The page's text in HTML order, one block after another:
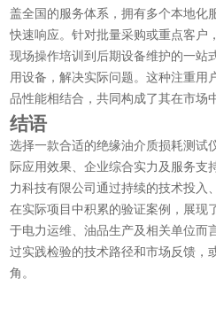
盖全国的服务体系，拥有多个本地化
快速响应。针对批量采购或重点客户
现场操作培训到后期设备维护的一站
用设备，解决实际问题。这种注重用
品性能相结合，共同构成了其在市场
结语
选择一款合适的绝缘油介质损耗测试
际应用效果、企业综合实力及服务支
力科技有限公司通过持续的技术投入
在实际项目中积累的验证案例，展现
于电力运维、油品生产及相关单位而
过实践检验的技术路径和市场反馈，
角。